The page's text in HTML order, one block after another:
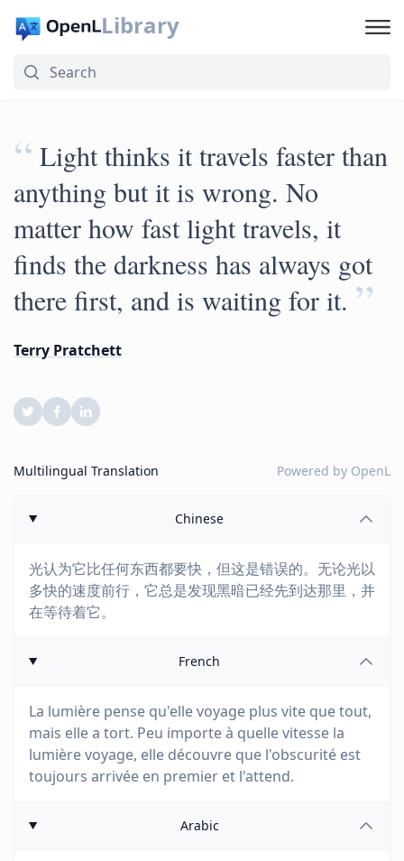
Library
“ Light thinks it travels faster than
anything but it is wrong. No
matter how fast light travels, it
finds the darkness has always got
there first, and is waiting for it. ”
Terry Pratchett
Multilingual Translation Powered by OpenL
Chinese
光认为它比任何东西都要快，但这是错误的。无论光以
多快的速度前行，它总是发现黑暗已经先到达那里，并
在等待着它。
French
La lumière pense qu'elle voyage plus vite que tout,
mais elle a tort. Peu importe à quelle vitesse la
lumière voyage, elle découvre que l'obscurité est
toujours arrivée en premier et l'attend.
Arabic